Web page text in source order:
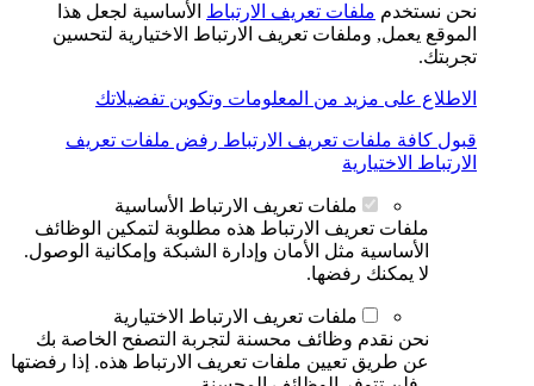
نحن نستخدم ملفات تعريف الارتباط الأساسية لجعل هذا
الموقع يعمل, وملفات تعريف الارتباط الاختيارية لتحسين
تجربتك.
الاطلاع على مزيد من المعلومات وتكوين تفضيلاتك
قبول كافة ملفات تعريف الارتباط رفض ملفات تعريف
الارتباط الاختيارية
ملفات تعريف الارتباط الأساسية
ملفات تعريف الارتباط هذه مطلوبة لتمكين الوظائف
الأساسية مثل الأمان وإدارة الشبكة وإمكانية الوصول.
لا يمكنك رفضها.
ملفات تعريف الارتباط الاختيارية
نحن نقدم وظائف محسنة لتجربة التصفح الخاصة بك
عن طريق تعيين ملفات تعريف الارتباط هذه. إذا رفضتها